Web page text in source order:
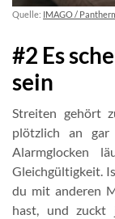
Quelle: IMAGO /
#2 Es
sein
Streiten gehört
plötzlich an
Alarmglocken
Gleichgültigkeit.
du mit anderen
hast, und